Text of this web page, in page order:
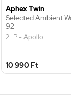
Aphex Twin
Selected Ambient
92
2LP - Apollo
10 990 Ft